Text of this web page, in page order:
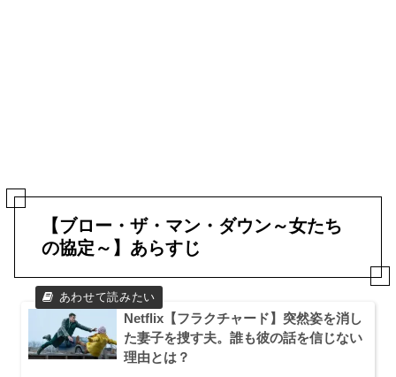
【ブロー・ザ・マン・ダウン～女たち
の協定～】あらすじ
Netflix【フラクチャード】突然姿を消し
た妻子を捜す夫。誰も彼の話を信じない
理由とは？